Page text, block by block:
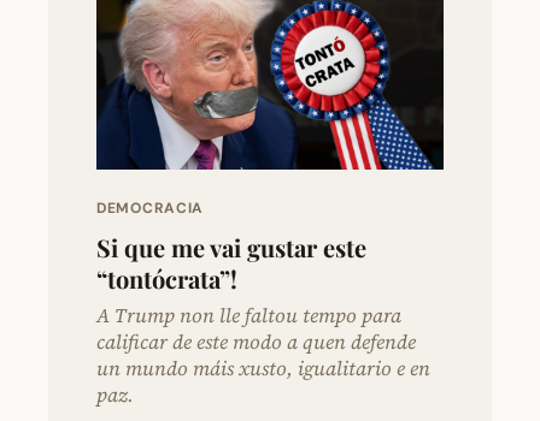
DEMOCRACIA
Si que me vai gustar este
“tontócrata”!
A Trump non lle faltou tempo para
calificar de este modo a quen defende
un mundo máis xusto, igualitario e en
paz.